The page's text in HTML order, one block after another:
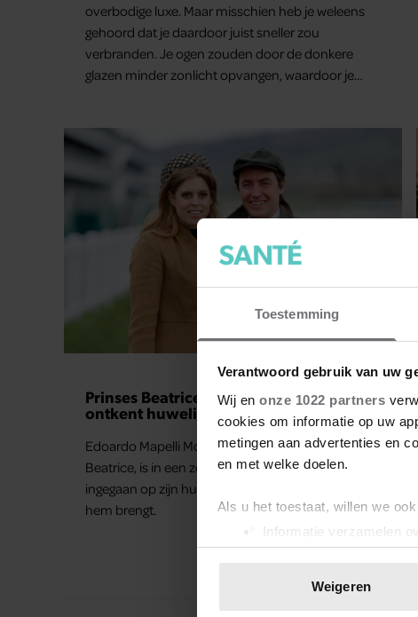
Toestemming
Verantwoord gebruik van uw
Wij en onze 1022 partners
cookies om informatie op uw
metingen aan advertenties en
en met welke doelen.
Als u het toestaat, willen we ook
Informatie verzamelen
Uw apparaat
toestemming op elk moment
Weigeren
overbodige luxe. Maar misschien heb je weleens
gehoord dat je daardoor juist sneller zou
verbranden. Je ogen zouden door de donkere
glazen minder zonlicht opvangen, waardoor je
Prinses Beatrice’s echtgenoot Edoardo
ontkent huwelijksproblemen
Edoardo Mapelli Mozzi, de echtgenoot van prinses
Beatrice, is in een zeldzaam interview dieper
ingegaan op zijn huwelijk en het geluk dat zijn gezin
hem brengt.